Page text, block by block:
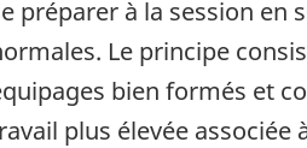
préparer à la session
Le principe
bien formés et
plus élevée associée